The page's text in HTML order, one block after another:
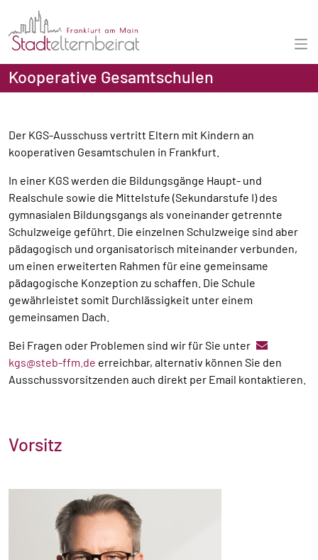
Kooperative Gesamtschulen
Der KGS-Ausschuss vertritt Eltern mit Kindern an
kooperativen Gesamtschulen in Frankfurt.
In einer KGS werden die Bildungsgänge Haupt- und
Realschule sowie die Mittelstufe (Sekundarstufe I) des
gymnasialen Bildungsgangs als voneinander getrennte
Schulzweige geführt. Die einzelnen Schulzweige sind aber
pädagogisch und organisatorisch miteinander verbunden,
um einen erweiterten Rahmen für eine gemeinsame
pädagogische Konzeption zu schaffen. Die Schule
gewährleistet somit Durchlässigkeit unter einem
gemeinsamen Dach.
Bei Fragen oder Problemen sind wir für Sie unter
kgs@steb-ffm.de erreichbar, alternativ können Sie den
Ausschussvorsitzenden auch direkt per Email kontaktieren.
Vorsitz